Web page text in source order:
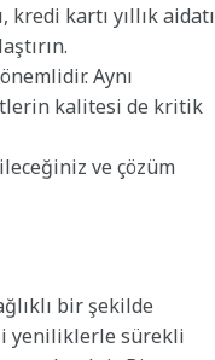
kartı yıllık aidatı
Aynı
kalitesi de kritik
ve çözüm
bir şekilde
yeniliklerle sürekli